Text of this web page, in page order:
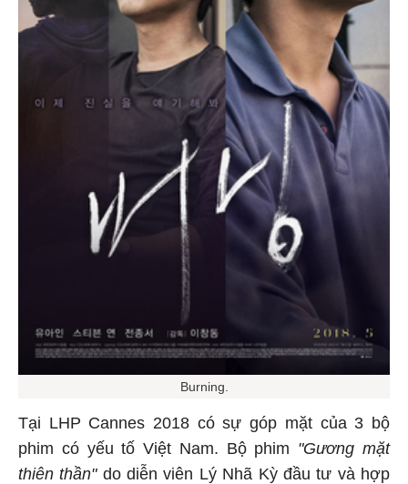
Burning.
Tại LHP Cannes 2018 có sự góp mặt của 3 bộ
phim có yếu tố Việt Nam. Bộ phim "Gương mặt
thiên thần"do diễn viên Lý Nhã Kỳ đầu tư và hợp